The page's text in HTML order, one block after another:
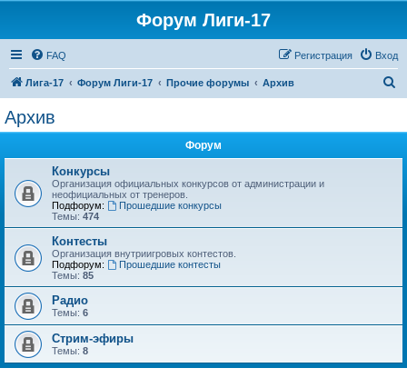
Форум Лиги-17
FAQ Вход
Регистрация
Лига-17 Форум Лиги-17 Прочие форумы Архив
Архив
Форум
Конкурсы
Организация официальных конкурсов от администрации и
неофициальных от тренеров.
Подфорум:
Прошедшие конкурсы
Темы: 474
Контесты
Организация внутриигровых контестов.
Подфорум:
Прошедшие контесты
Темы: 85
Радио
Темы: 6
Стрим-эфиры
Темы: 8